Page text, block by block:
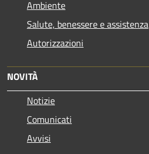
Ambiente
Salute, benessere e assistenza
Autorizzazioni
NOVITÀ
Notizie
Comunicati
Avvisi